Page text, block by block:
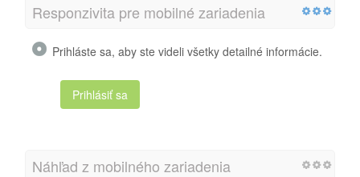
Responzivita pre mobilné zariadenia
Prihláste sa, aby ste videli všetky detailné informácie.
Prihlásiť sa
Náhľad z mobilného zariadenia